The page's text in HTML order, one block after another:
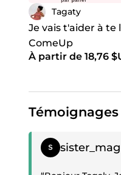
Tagaty
Je vais t'aider à te
ComeUp
À partir de 18,76
Témoignages
Témoignage positif